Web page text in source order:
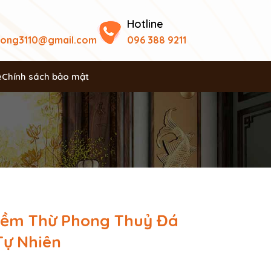
Hotline
096 388 9211
Chính sách bảo mật
Thừ Phong Thuỷ Đá
Nhiên